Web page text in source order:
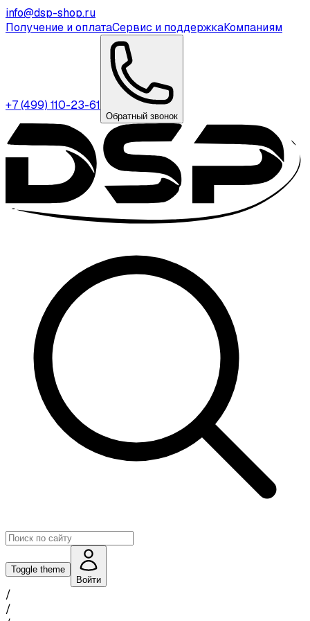
info@dsp-shop.ru
Получение и оплатаСервис и поддержкаКомпаниям
+7 (499) 110-23-61
Обратный звонок
Toggle theme
Войти
/
/